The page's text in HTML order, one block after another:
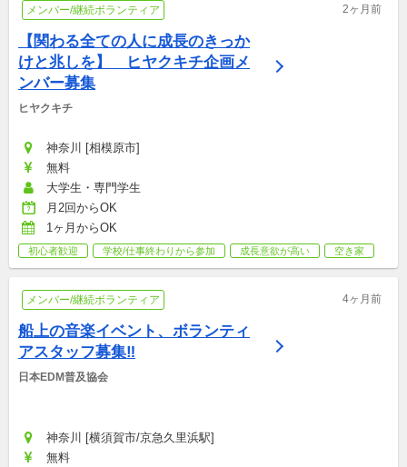
メンバー/継続ボランティア 2ヶ月前
【関わる全ての人に成長のきっか
けと兆しを】　ヒヤクキチ企画メ
ンバー募集
ヒヤクキチ
神奈川 [相模原市]
無料
大学生・専門学生
月2回からOK
1ヶ月からOK
初心者歓迎 学校/仕事終わりから参加 成長意欲が高い 空き家
メンバー/継続ボランティア 4ヶ月前
船上の音楽イベント、ボランティ
アスタッフ募集‼️
日本EDM普及協会
神奈川 [横須賀市/京急久里浜駅]
無料